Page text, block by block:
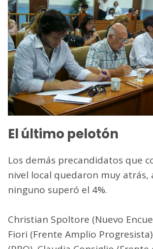
El último pelotón
Los demás precandidatos que
nivel local quedaron muy atrás,
ninguno superó el 4%.
Christian Spoltore (Nuevo
Fiori (Frente Amplio